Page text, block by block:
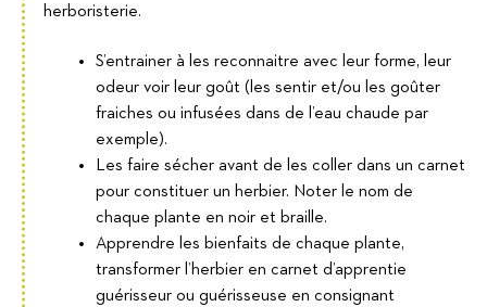
herboristerie.
S’entrainer à les reconnaitre avec leur forme, leur
odeur voir leur goût (les sentir et/ou les goûter
fraiches ou infusées dans de l’eau chaude par
exemple).
Les faire sécher avant de les coller dans un carnet
pour constituer un herbier. Noter le nom de
chaque plante en noir et braille.
Apprendre les bienfaits de chaque plante,
transformer l’herbier en carnet d’apprentie
guérisseur ou guérisseuse en consignant